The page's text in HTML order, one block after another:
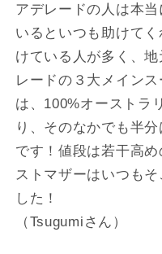
アデレードの人は本
いるといつも助けて
けている人が多く、
レードの３大メイン
は、100%オーストラ
り、そのなかでも半
です！値段は若干高
ストマザーはいつも
した！
（Tsugumiさん）